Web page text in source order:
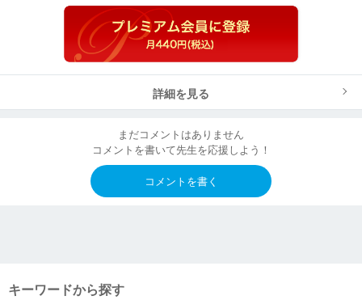
詳細を見る
まだコメントはありません
コメントを書いて先生を応援しよう！
コメントを書く
キーワードから探す